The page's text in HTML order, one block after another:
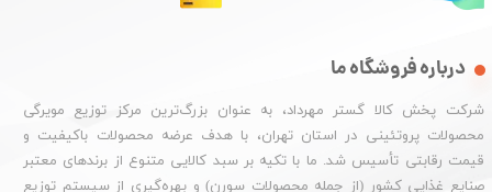
درباره فروشگاه ما
شرکت پخش کالا گستر مهرداد، به عنوان بزرگ‌ترین مرکز توزیع مویرگی
محصولات پروتئینی در استان تهران، با هدف عرضه محصولات باکیفیت و
قیمت رقابتی تأسیس شد. ما با تکیه بر سبد کالایی متنوع از برندهای معتبر
صنایع غذایی کشور (از جمله محصولات سورن) و بهره‌گیری از سیستم توزیع